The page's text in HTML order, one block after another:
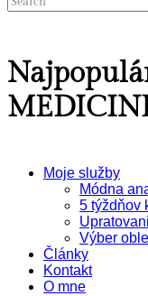
Moje služby
Módna
5 týždňov
Výber
Články
Kontakt
O mne